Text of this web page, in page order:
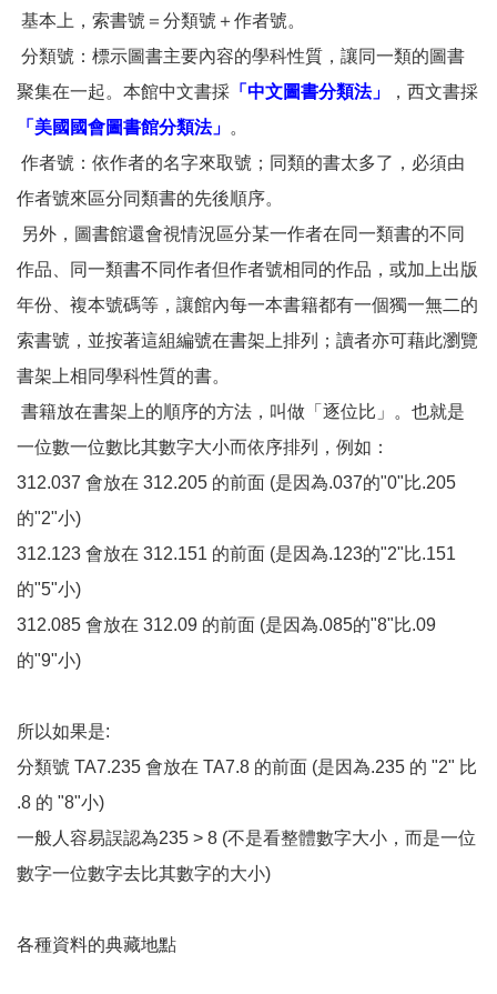
基本上，索書號＝分類號＋作者號。
分類號：標示圖書主要內容的學科性質，讓同一類的圖書
聚集在一起。本館中文書採 「中文圖書分類法」
，西文書採
「美國國會圖書館分類法」 。
作者號：依作者的名字來取號；同類的書太多了，必須由
作者號來區分同類書的先後順序。
另外，圖書館還會視情況區分某一作者在同一類書的不同
作品、同一類書不同作者但作者號相同的作品，或加上出版
年份、複本號碼等，讓館內每一本書籍都有一個獨一無二的
索書號，並按著這組編號在書架上排列；讀者亦可藉此瀏覽
書架上相同學科性質的書。
書籍放在書架上的順序的方法，叫做「逐位比」。也就是
一位數一位數比其數字大小而依序排列，例如：
312.037 會放在 312.205 的前面 (是因為.037的"0"比.205
的"2"小)
312.123 會放在 312.151 的前面 (是因為.123的"2"比.151
的"5"小)
312.085 會放在 312.09 的前面 (是因為.085的"8"比.09
的"9"小)
所以如果是:
分類號 TA7.235 會放在 TA7.8 的前面 (是因為.235 的 "2" 比
.8 的 "8"小)
一般人容易誤認為235 > 8 (不是看整體數字大小，而是一位
數字一位數字去比其數字的大小)
各種資料的典藏地點